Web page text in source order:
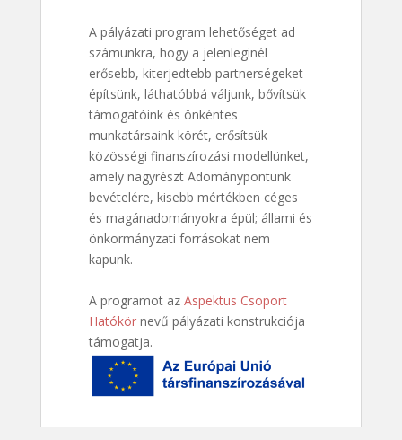
A pályázati program lehetőséget ad
számunkra, hogy a jelenleginél
erősebb, kiterjedtebb partnerségeket
építsünk, láthatóbbá váljunk, bővítsük
támogatóink és önkéntes
munkatársaink körét, erősítsük
közösségi finanszírozási modellünket,
amely nagyrészt Adománypontunk
bevételére, kisebb mértékben céges
és magánadományokra épül; állami és
önkormányzati forrásokat nem
kapunk.
A programot azAspektus Csoport
Hatókör nevű pályázati konstrukciója
támogatja.